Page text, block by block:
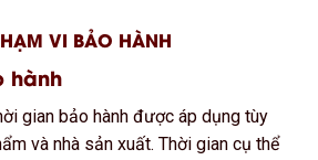
VI BẢO HÀNH
hành
gian bảo hành được áp dụng tùy
và nhà sản xuất. Thời gian cụ thể